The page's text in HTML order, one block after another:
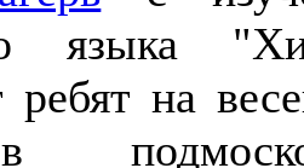
языка
ребят на